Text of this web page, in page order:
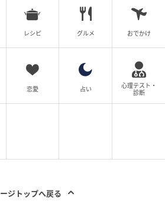
レシピ グルメ おでかけ
恋愛 占い
心理テスト・
診断
ジトップへ戻る